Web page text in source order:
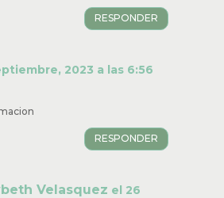
RESPONDER
2023 a las 6:56
RESPONDER
Velasquez el 26